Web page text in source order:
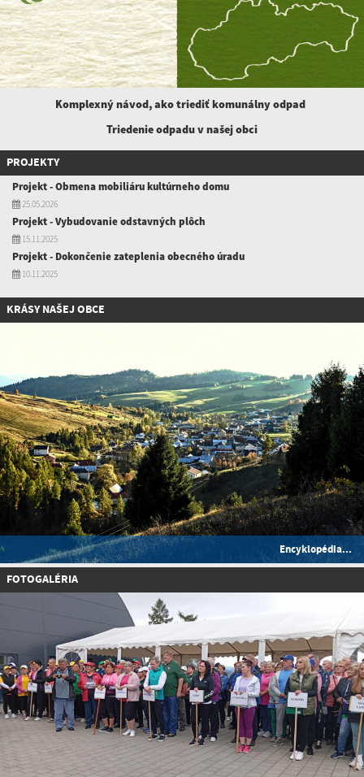
Komplexný návod, ako triediť komunálnyodpad
Triedenie odpadu v našej obci
PROJEKTY
Projekt - Obmena mobiliáru kultúrneho domu
25.05.2026
Projekt - Vybudovanie odstavných plôch
15.11.2025
Projekt - Dokončenie zateplenia obecného úradu
10.11.2025
KRÁSY NAŠEJ OBCE
Encyklopédia...
FOTOGALÉRIA